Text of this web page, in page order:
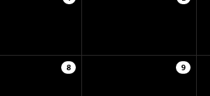
8 9